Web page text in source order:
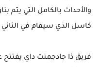
والأحداث بالكامل التي يتم
كاسل الذي سيقام في
فريق ذا جادجمنت داي يفتتح